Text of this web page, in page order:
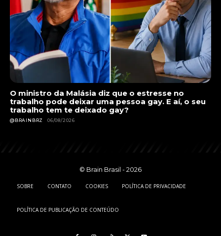
O ministro da Malásia diz que o estresse no
trabalho pode deixar uma pessoa gay. E aí, o seu
trabalho tem te deixado gay?
@BRAINBRZ 06/08/2026
© Brain Brasil - 2026
SOBRE CONTATO COOKIES POLÍTICA DE PRIVACIDADE
POLÍTICA DE PUBLICAÇÃO DE CONTEÚDO